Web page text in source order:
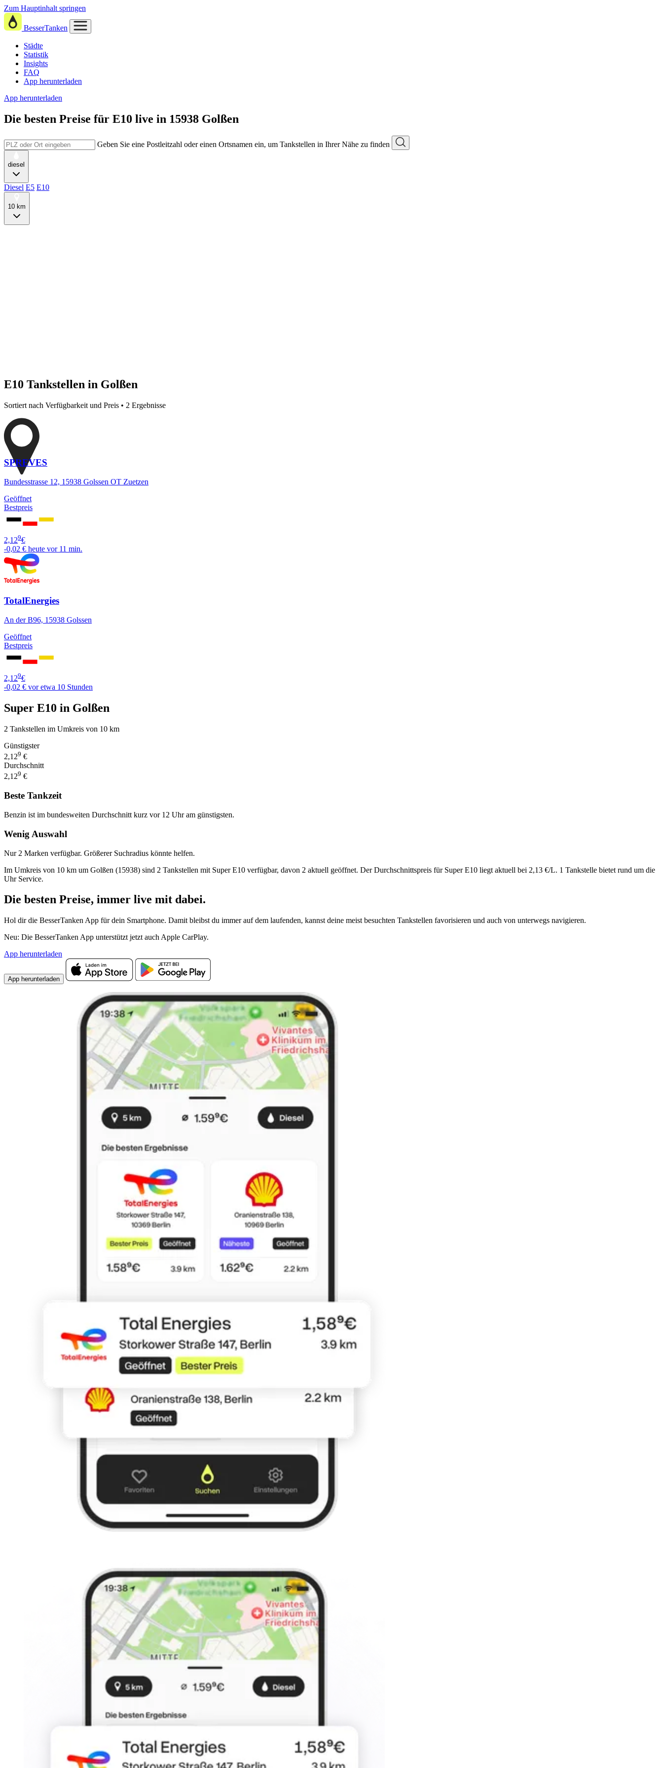
Zum Hauptinhalt springen
BesserTanken
Städte
Statistik
Insights
FAQ
App herunterladen
App herunterladen
Die besten Preise für E10 live in 15938 Golßen
Geben Sie eine Postleitzahl oder einen Ortsnamen ein, um Tankstellen in Ihrer Nähe zu finden
diesel
Diesel E5 E10
10 km
E10 Tankstellen in Golßen
Sortiert nach Verfügbarkeit und Preis • 2 Ergebnisse
SPREVES
Bundesstrasse 12, 15938 Golssen OT Zuetzen
Geöffnet
Bestpreis
2,129€
-0,02 € heute vor 11 min.
TotalEnergies
An der B96, 15938 Golssen
Geöffnet
Bestpreis
2,129€
-0,02 € vor etwa 10 Stunden
Super E10 in Golßen
2 Tankstellen im Umkreis von 10 km
Günstigster
2,129 €
Durchschnitt
2,129 €
Beste Tankzeit
Benzin ist im bundesweiten Durchschnitt kurz vor 12 Uhr am günstigsten.
Wenig Auswahl
Nur 2 Marken verfügbar. Größerer Suchradius könnte helfen.
Im Umkreis von 10 km um Golßen (15938) sind 2 Tankstellen mit Super E10 verfügbar, davon 2 aktuell geöffnet. Der Durchschnittspreis für Super E10 liegt aktuell bei 2,13 €/L. 1 Tankstelle bietet rund um die
Uhr Service.
Die besten Preise, immer live mit dabei.
Hol dir die BesserTanken App für dein Smartphone. Damit bleibst du immer auf dem laufenden, kannst deine meist besuchten Tankstellen favorisieren und auch von unterwegs navigieren.
Neu: Die BesserTanken App unterstützt jetzt auch Apple CarPlay.
App herunterladen
App herunterladen